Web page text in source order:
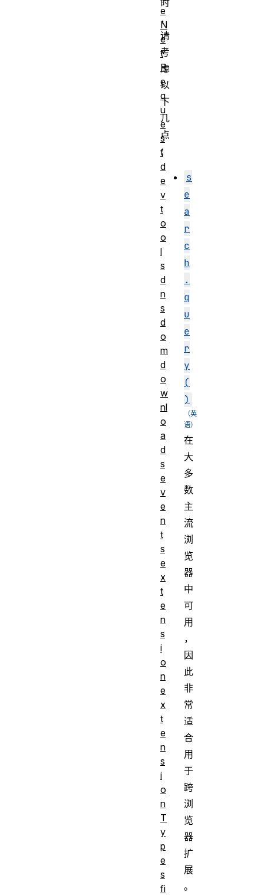
，
请
考
虑
以
下
几
点
：
s
e
a
r
c
h
.
q
u
e
r
y
(
)
在
大
多
数
主
流
浏
览
器
中
可
用
，
因
此
非
常
适
合
用
于
跨
浏
览
器
扩
展
。
e
N
e
t
R
e
q
u
e
s
t
d
e
v
t
o
o
l
s
d
n
s
d
o
m
d
o
w
nl
o
a
d
s
e
v
e
n
t
s
e
x
t
e
n
s
i
o
n
e
x
t
e
n
s
i
o
n
T
y
p
e
s
fi